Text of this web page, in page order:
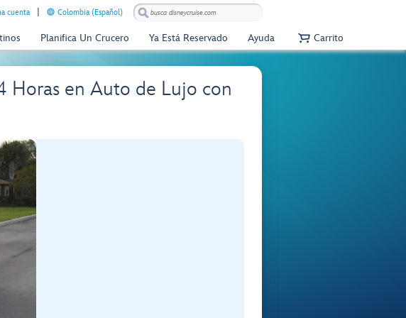
cuenta Colombia (Español)
Planifica Un Crucero Ya Está Reservado Ayuda Carrito
Horas en Auto de Lujo con